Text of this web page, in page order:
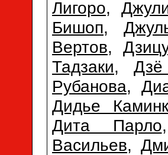
Лигоро,
Бишоп,
Вертов,
Тадзаки,
Рубанова,
Дидье
Дита Парло
Васильев,